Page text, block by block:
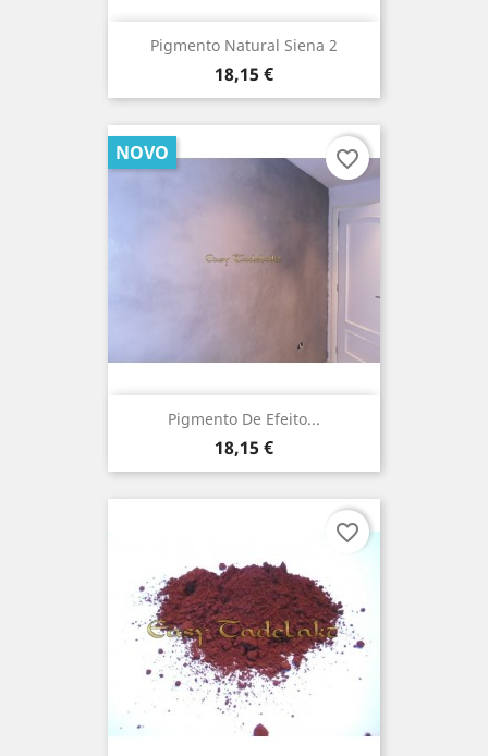
Pigmento Natural Siena 2
Preço
18,15 €
Pigmento De Efeito...
Preço
18,15 €
NOVO favorite_border
favorite_border